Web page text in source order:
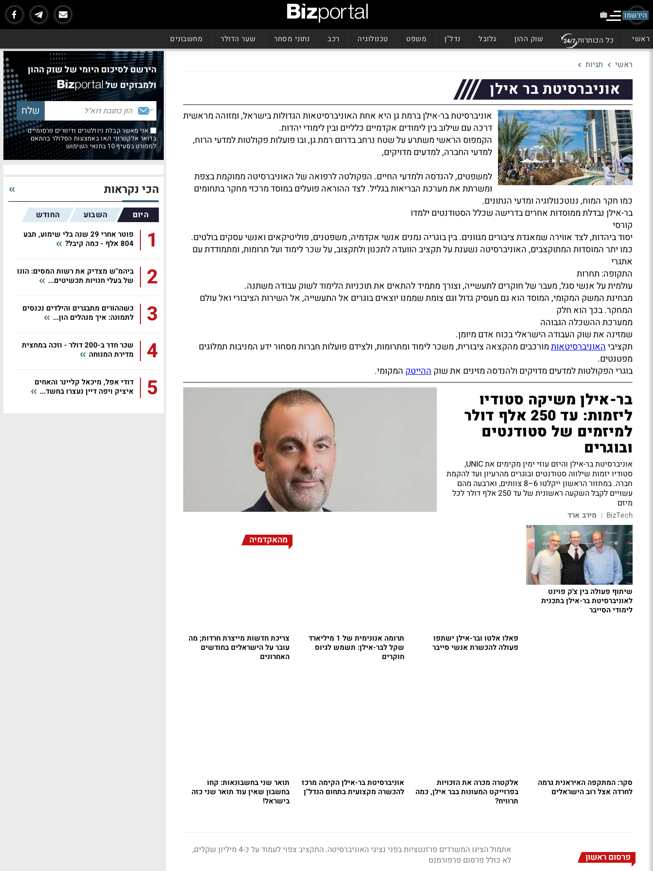
הירשמו
ראשי כל הכותרות שוק ההון גלובל נדל"ן משפט טכנולוגיה רכב נתוני מסחר שער הדולר מחשבונים
ראשי תגיות
אוניברסיטת בר אילן
אוניברסיטת בר-אילן ברמת גן היא אחת האוניברסיטאות הגדולות בישראל, ומזוהה מראשית
דרכה עם שילוב בין לימודים אקדמיים כלליים ובין לימודי יהדות.
הקמפוס הראשי משתרע על שטח נרחב בדרום רמת גן, ובו פועלות פקולטות למדעי הרוח,
למדעי החברה, למדעים מדויקים,
למשפטים, להנדסה ולמדעי החיים. הפקולטה לרפואה של האוניברסיטה ממוקמת בצפת
ומשרתת את מערכת הבריאות בגליל. לצד ההוראה פועלים במוסד מרכזי מחקר בתחומים
כמו חקר המוח, ננוטכנולוגיה ומדעי הנתונים.
בר-אילן נבדלת ממוסדות אחרים בדרישה שכלל הסטודנטים ילמדו
קורסי
יסוד ביהדות, לצד אווירה שמאגדת ציבורים מגוונים. בין בוגריה נמנים אנשי אקדמיה, משפטנים, פוליטיקאים ואנשי עסקים בולטים.
כמו יתר המוסדות המתוקצבים, האוניברסיטה נשענת על תקציב הוועדה לתכנון ולתקצוב, על שכר לימוד ועל תרומות, ומתמודדת עם
אתגרי
התקופה: תחרות
עולמית על אנשי סגל, מעבר של חוקרים לתעשייה, וצורך מתמיד להתאים את תוכניות הלימוד לשוק עבודה משתנה.
מבחינת המשק המקומי, המוסד הוא גם מעסיק גדול וגם צומת שממנו יוצאים בוגרים אל התעשייה, אל השירות הציבורי ואל עולם
המחקר. בכך הוא חלק
ממערכת ההשכלה הגבוהה
שמזינה את שוק העבודה הישראלי בכוח אדם מיומן.
תקציביהאוניברסיטאותמורכבים מהקצאה ציבורית, משכר לימוד ומתרומות, ולצידם פועלות חברות מסחור ידע המניבות תמלוגים
מפטנטים.
בוגרי הפקולטות למדעים מדויקים ולהנדסה מזינים את שוקההייטק המקומי.
בר-אילן משיקה סטודיו
ליזמות: עד 250 אלף דולר
למיזמים של סטודנטים
ובוגרים
אוניברסיטת בר-אילן והיזם עוזי ימין מקימים את UNIC,
סטודיו יזמות שילווה סטודנטים ובוגרים מהרעיון ועד להקמת
חברה. במחזור הראשון ייקלטו 6–8 צוותים, וארבעה מהם
עשויים לקבל השקעה ראשונית של עד 250 אלף דולר לכל
מיזם
BizTech
| מירב ארד
שיתוף פעולה בין צ'ק פוינט
לאוניברסיטת בר-אילן בתכנית
לימודי הסייבר
פאלו אלטו ובר-אילן ישתפו
פעולה להכשרת אנשי סייבר
תרומה אנונימית של 1 מיליארד
שקל לבר-אילן: תשמש לגיוס
חוקרים
מהאקדמיה
צריכת חדשות מייצרת חרדות; מה
עובר על הישראלים בחודשים
האחרונים
סקר: המתקפה האיראנית גרמה
לחרדה אצל רוב הישראלים
אלקטרה מכרה את הזכויות
בפרוייקט המעונות בבר אילן, כמה
תרוויח?
אוניברסיטת בר-אילן הקימה מרכז
להכשרה מקצועית בתחום הנדל"ן
תואר שני בחשבונאות: קחו
בחשבון שאין עוד תואר שני כזה
בישראל!
פרסום ראשון
אתמול הציגו המשרדים פרזנטציות בפני נציגי האוניברסיטה. התקציב צפוי לעמוד על כ-4 מיליון שקלים,
לא כולל פרסום פרפורמנס
הירשם לסיכום היומי של שוק ההון
ולמבזקים של
אני מאשר קבלת ניוזלטרים ודיוורים פרסומיים
בדואר אלקטרוני ו/או באמצעות הסלולר בהתאם
למפורט בסעיף 10 בתנאי השימוש
הכי נקראות
היום השבוע החודש
1
פוטר אחרי 29 שנה בלי שימוע, תבע
804 אלף - כמה קיבל?
2
ביהמ"ש מצדיק את רשות המסים: הונו
של בעלי חנויות תכשיטים...
3
כשההורים מתבגרים והילדים נכנסים
לתמונה: איך מנהלים הון...
4
שכר חדר ב-200 דולר - וזכה במחצית
מדירת המנוחה
5
דודי אפל, מיכאל קליינר והאחים
איציק ויפה דיין נעצרו בחשד...